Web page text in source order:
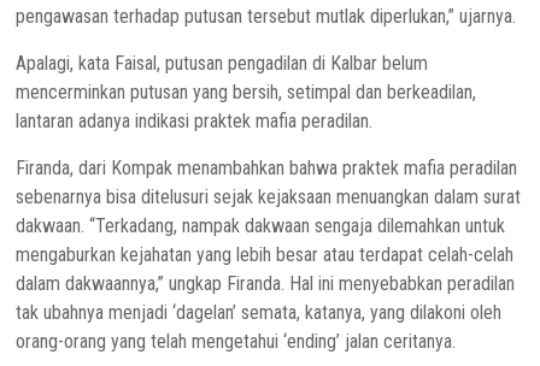
pengawasan terhadap putusan tersebut mutlak diperlukan,” ujarnya.
Apalagi, kata Faisal, putusan pengadilan di Kalbar belum
mencerminkan putusan yang bersih, setimpal dan berkeadilan,
lantaran adanya indikasi praktek mafia peradilan.
Firanda, dari Kompak menambahkan bahwa praktek mafia peradilan
sebenarnya bisa ditelusuri sejak kejaksaan menuangkan dalam surat
dakwaan. “Terkadang, nampak dakwaan sengaja dilemahkan untuk
mengaburkan kejahatan yang lebih besar atau terdapat celah-celah
dalam dakwaannya,” ungkap Firanda. Hal ini menyebabkan peradilan
tak ubahnya menjadi ‘dagelan’ semata, katanya, yang dilakoni oleh
orang-orang yang telah mengetahui ‘ending’ jalan ceritanya.